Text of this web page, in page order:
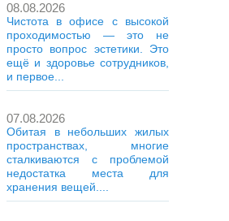
08.08.2026
Чистота в офисе с высокой
проходимостью — это не
просто вопрос эстетики. Это
ещё и здоровье сотрудников,
и первое...
07.08.2026
Обитая в небольших жилых
пространствах, многие
сталкиваются с проблемой
недостатка места для
хранения вещей....